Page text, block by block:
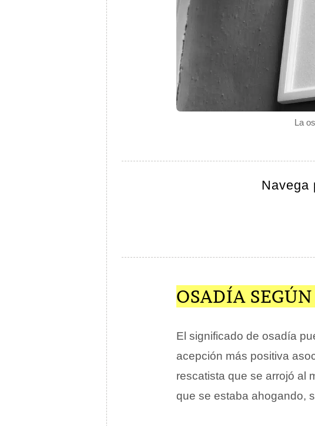
La
Navega
OSADÍA
El significado de osadía
acepción más positiva
rescatista que se arrojó al
que se estaba ahogando,